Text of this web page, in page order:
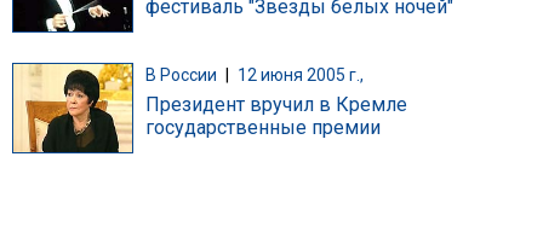
фестиваль "Звезды белых ночей"
В России 12 июня 2005 г.,
Президент вручил в Кремле
государственные премии